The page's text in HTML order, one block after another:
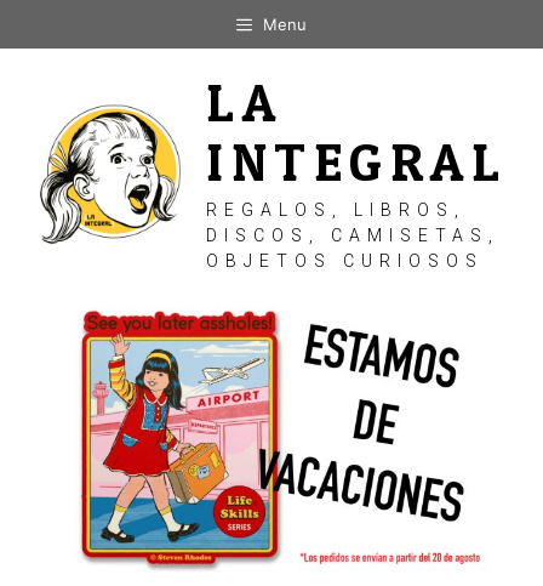
al
Menu
LA
INTEGRAL
REGALOS, LIBROS,
DISCOS, CAMISETAS,
OBJETOS CURIOSOS